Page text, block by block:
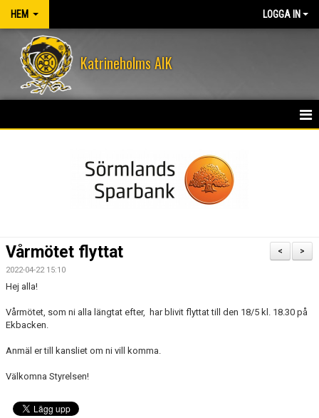
HEM LOGGA IN
Katrineholms AIK
KALENDER
DOKUMENT
>
<
Vårmötet flyttat
2022-04-22 15:10
Hej alla!
Vårmötet, som ni alla längtat efter, har blivit flyttat till den 18/5 kl. 18.30 på
Ekbacken.
Anmäl er till kansliet om ni vill komma.
Välkomna Styrelsen!